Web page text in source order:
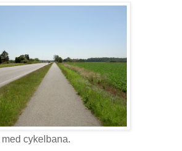
cykelbana.